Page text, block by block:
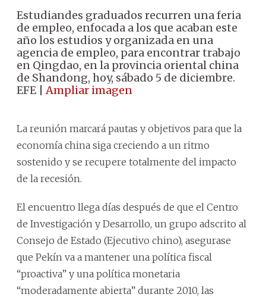
Estudiandes graduados recurren una feria
de empleo, enfocada a los que acaban este
año los estudios y organizada en una
agencia de empleo, para encontrar trabajo
en Qingdao, en la provincia oriental china
de Shandong, hoy, sábado 5 de diciembre.
EFE |Ampliar imagen
La reunión marcará pautas y objetivos para que la
economía china siga creciendo a un ritmo
sostenido y se recupere totalmente del impacto
de la recesión.
El encuentro llega días después de que el Centro
de Investigación y Desarrollo, un grupo adscrito al
Consejo de Estado (Ejecutivo chino), asegurase
que Pekín va a mantener una política fiscal
“proactiva” y una política monetaria
“moderadamente abierta” durante 2010, las